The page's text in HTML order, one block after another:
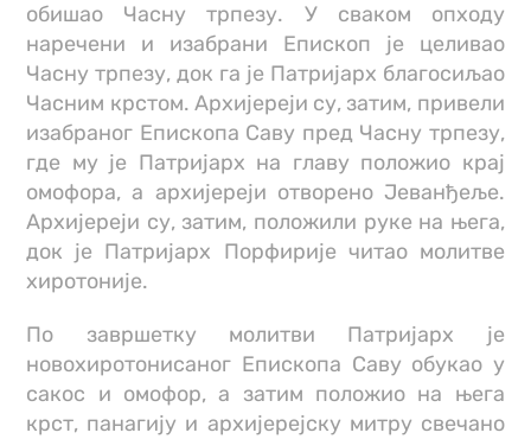
обишао Часну трпезу. У сваком опходу
наречени и изабрани Епископ је целивао
Часну трпезу, док га је Патријарх благосиљао
Часним крстом. Архијереји су, затим, привели
изабраног Епископа Саву пред Часну трпезу,
где му је Патријарх на главу положио крај
омофора, а архијереји отворено Јеванђеље.
Архијереји су, затим, положили руке на њега,
док је Патријарх Порфирије читао молитве
хиротоније.
По завршетку молитви Патријарх је
новохиротонисаног Епископа Саву обукао у
сакос и омофор, а затим положио на њега
крст, панагију и архијерејску митру свечано